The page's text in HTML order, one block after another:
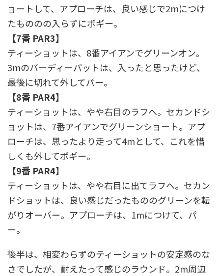
ョートして、アプローチは、良い感じで2mにつけ
たもののの入らずにボギー。
【7番 PAR3】
ティーショットは、8番アイアンでグリーンオン。
3mのバーディーパットは、入ったと思ったけど、
最後に切れて外してパー。
【8番 PAR4】
ティーショットは、やや右目のラフへ。セカンドシ
ョットは、7番アイアンでグリーンショート。アプ
ローチは、思ったより走って4mとして、これを惜
しくも外してボギー。
【9番 PAR4】
ティーショットは、やや右目に出てラフへ。セカン
ドショットは、良い感じだったもののグリーンを転
がりオーバー。アプローチは、1mにつけて、パ
ー。
後半は、相変わらずのティーショットの安定感のな
さでしたが、耐えたって感じのラウンド。2m周辺